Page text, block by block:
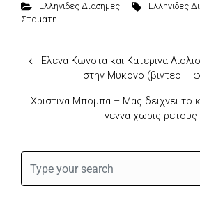
Ελληνιδες Διασημες Ελληνιδες
Σταματη
Ελενα Κωνστα και Κατερινα
στην Μυκονο (βιντεο –
Χριστινα Μπομπα – Μας δειχνει το
γεννα χωρις ρετους